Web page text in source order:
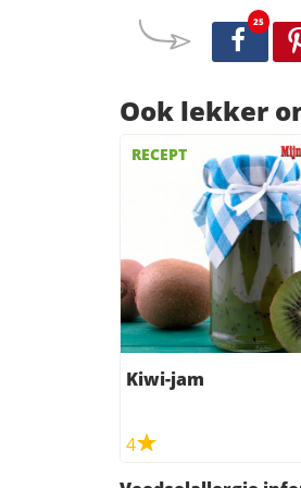
25
Ook lekker
RECEPT
Kiwi-jam
4